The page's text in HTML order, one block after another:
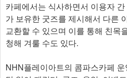
카페에서는 식사하면서 이용자
가 보유한 굿즈를 제시해서 다른
교환할 수 있으며 이를 통해 친목
청해 겨룰 수도 있다.
NHN플레이아트의 콤파스카페